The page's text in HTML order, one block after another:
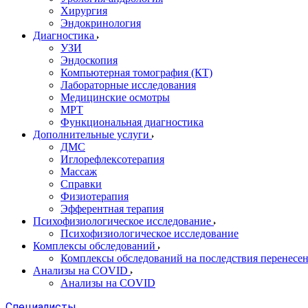
Хирургия
Эндокринология
Диагностика
УЗИ
Эндоскопия
Компьютерная томография (КТ)
Лабораторные исследования
Медицинские осмотры
МРТ
Функциональная диагностика
Дополнительные услуги
ДМС
Иглорефлексотерапия
Массаж
Справки
Физиотерапия
Эфферентная терапия
Психофизиологическое исследование
Психофизиологическое исследование
Комплексы обследований
Комплексы обследований на последствия
Анализы на COVID
Анализы на COVID